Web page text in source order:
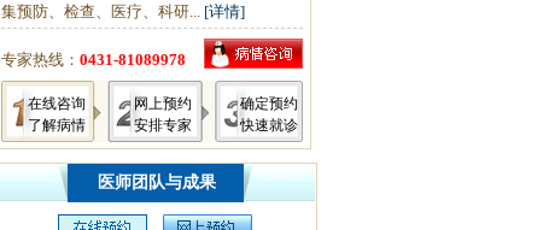
集预防、检查、医疗、科研... [详情]
专家热线： 0431-81089978
在线咨询
了解病情
网上预约
安排专家
确定预约
快速就诊
医师团队与成果